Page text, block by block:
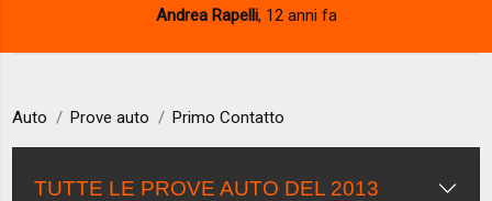
Andrea Rapelli, 12 anni fa
Auto Prove auto Primo Contatto
TUTTE LE PROVE AUTO DEL 2013